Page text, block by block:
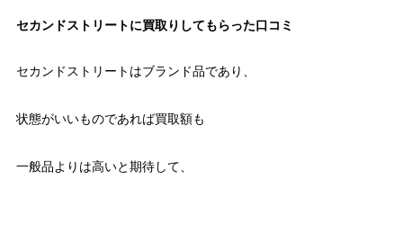
セカンドストリートに買取りしてもらった口コミ
セカンドストリートはブランド品であり、
状態がいいものであれば買取額も
一般品よりは高いと期待して、